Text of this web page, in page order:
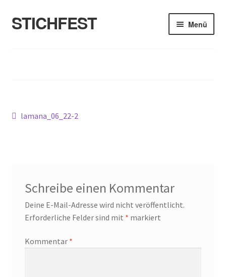
Zur
Navigation
Zum
Inhalt
STICHFEST Menü
Beitragsnavigation
Vorheriger
lamana_06_22-2
Schreibe einen Kommentar
Deine E-Mail-Adresse wird nicht veröffentlicht.
Erforderliche Felder sind mit * markiert
Kommentar *